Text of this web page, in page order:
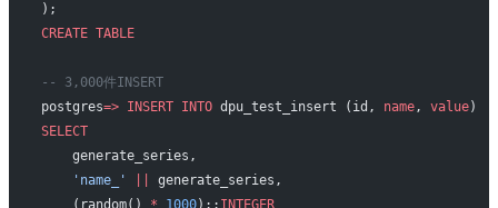
);
CREATE TABLE
-- 3,000件INSERT
postgres=> INSERT INTO dpu_test_insert (id, name, value)
SELECT
    generate_series,
    'name_'
generate_series,